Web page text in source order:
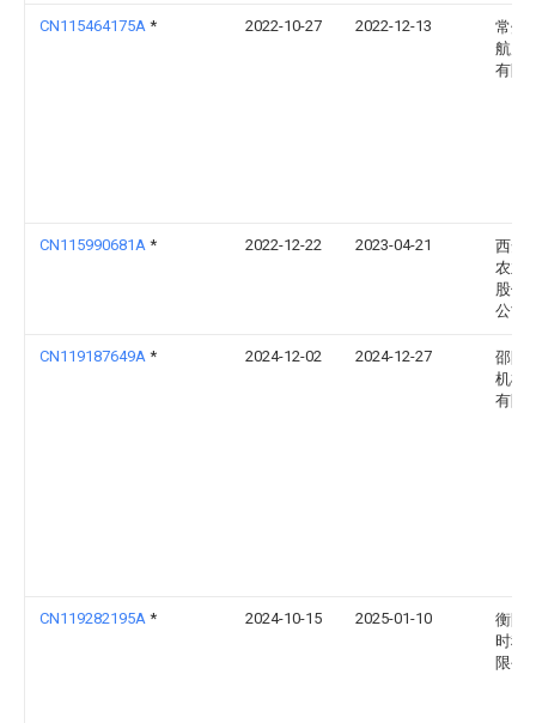
CN115464175A * 2022-10-27 2022-12-13
常州
航空
有限
CN115990681A * 2022-12-22 2023-04-21
西安
农业
股份
公司
CN119187649A * 2024-12-02 2024-12-27
邵阳
机械
有限
CN119282195A * 2024-10-15 2025-01-10
衡阳
时科
限公